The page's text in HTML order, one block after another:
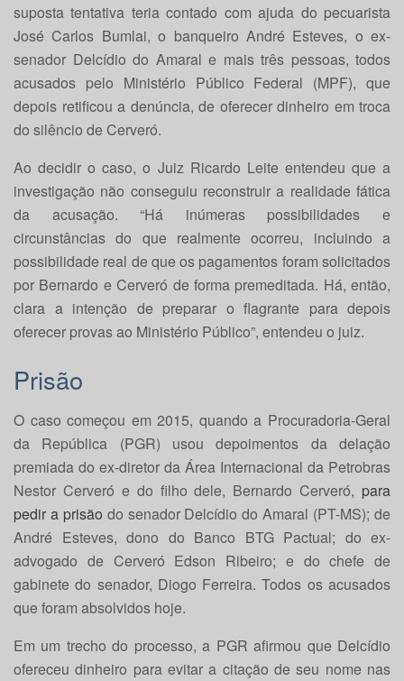
suposta tentativa teria contado com ajuda do pecuarista
José Carlos Bumlai, o banqueiro André Esteves, o ex-
senador Delcídio do Amaral e mais três pessoas, todos
acusados pelo Ministério Público Federal (MPF), que
depois retificou a denúncia, de oferecer dinheiro em troca
do silêncio de Cerveró.
Ao decidir o caso, o Juiz Ricardo Leite entendeu que a
investigação não conseguiu reconstruir a realidade fática
da acusação. “Há inúmeras possibilidades e
circunstâncias do que realmente ocorreu, incluindo a
possibilidade real de que os pagamentos foram solicitados
por Bernardo e Cerveró de forma premeditada. Há, então,
clara a intenção de preparar o flagrante para depois
oferecer provas ao Ministério Público”, entendeu o juiz.
Prisão
O caso começou em 2015, quando a Procuradoria-Geral
da República (PGR) usou depoimentos da delação
premiada do ex-diretor da Área Internacional da Petrobras
Nestor Cerveró e do filho dele, Bernardo Cerveró, para
pedir a prisão do senador Delcídio do Amaral (PT-MS); de
André Esteves, dono do Banco BTG Pactual; do ex-
advogado de Cerveró Edson Ribeiro; e do chefe de
gabinete do senador, Diogo Ferreira. Todos os acusados
que foram absolvidos hoje.
Em um trecho do processo, a PGR afirmou que Delcídio
ofereceu dinheiro para evitar a citação de seu nome nas